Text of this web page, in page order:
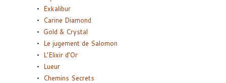
Exkalibur
Carine Diamond
Gold & Crystal
Le jugement de Salomon
L’Elixir d’Or
Lueur
Chemins Secrets